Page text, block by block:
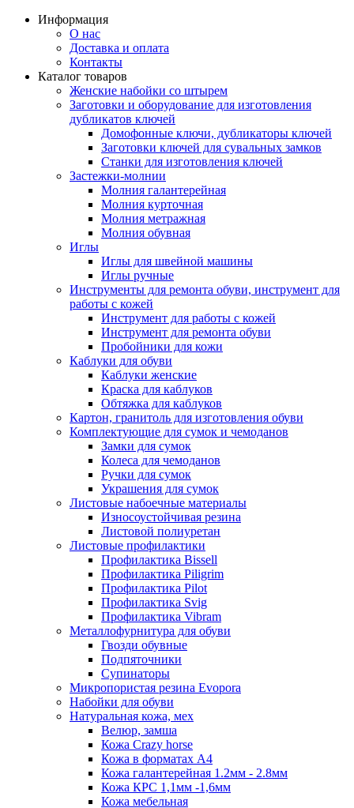
Информация
О нас
Доставка и оплата
Контакты
Каталог товаров
Женские набойки со штырем
Заготовки и оборудование для изготовления
дубликатов ключей
Домофонные ключи, дубликаторы ключей
Заготовки ключей для сувальных замков
Станки для изготовления ключей
Застежки-молнии
Молния галантерейная
Молния курточная
Молния метражная
Молния обувная
Иглы
Иглы для швейной машины
Иглы ручные
Инструменты для ремонта обуви, инструмент для
работы с кожей
Инструмент для работы с кожей
Инструмент для ремонта обуви
Пробойники для кожи
Каблуки для обуви
Каблуки женские
Краска для каблуков
Обтяжка для каблуков
Картон, гранитоль для изготовления обуви
Комплектующие для сумок и чемоданов
Замки для сумок
Колеса для чемоданов
Ручки для сумок
Украшения для сумок
Листовые набоечные материалы
Износоустойчивая резина
Листовой полиуретан
Листовые профилактики
Профилактика Bissell
Профилактика Piligrim
Профилактика Pilot
Профилактика Svig
Профилактика Vibram
Металлофурнитура для обуви
Гвозди обувные
Подпяточники
Супинаторы
Микропористая резина Evopora
Набойки для обуви
Натуральная кожа, мех
Велюр, замша
Кожа Crazy horse
Кожа в форматах А4
Кожа галантерейная 1.2мм - 2.8мм
Кожа КРС 1,1мм -1,6мм
Кожа мебельная